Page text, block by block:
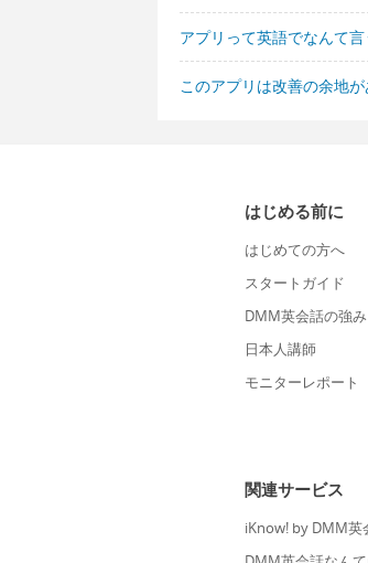
アプリって英語でなんて言
このアプリは改善の余地
はじめる前に
はじめての方へ
スタートガイド
DMM英会話の強み
日本人講師
モニターレポート
関連サービス
iKnow! by DMM英